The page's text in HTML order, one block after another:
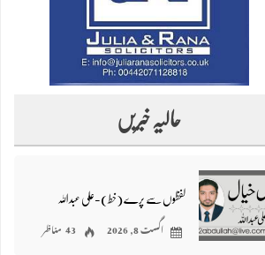
حالیہ خبریں
لفظوں سے پرے (خط)-علی عبداللہ
اگست 8, 2026 43 مناظر